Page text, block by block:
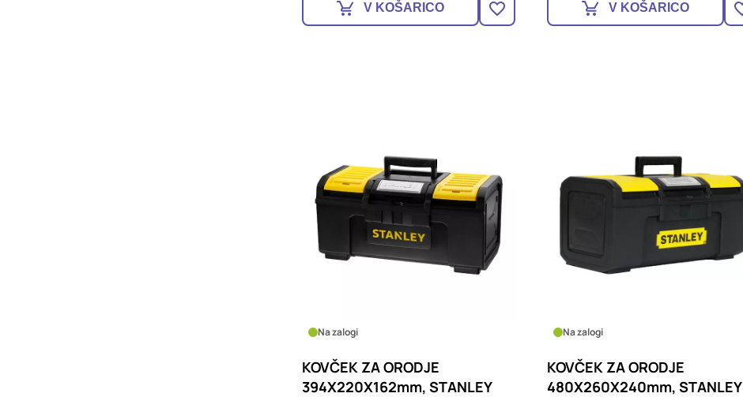
V KOŠARICO V KOŠARICO
Na zalogi
KOVČEK ZA ORODJE
394X220X162mm, STANLEY
Na zalogi
KOVČEK ZA ORODJE
480X260X240mm, STANLEY